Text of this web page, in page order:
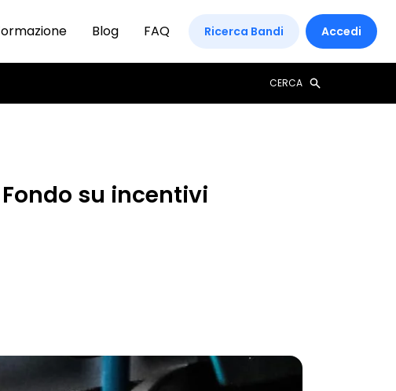
Blog FAQ Ricerca Bandi Accedi
CERCA
su incentivi